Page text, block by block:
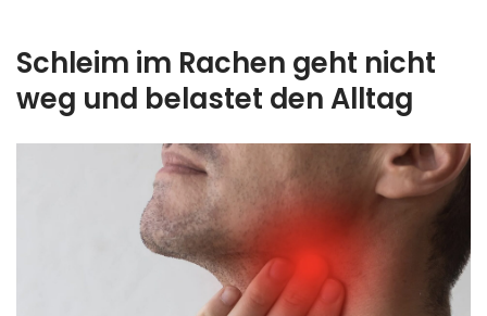
Schleim im Rachen geht nicht
weg und belastet den Alltag